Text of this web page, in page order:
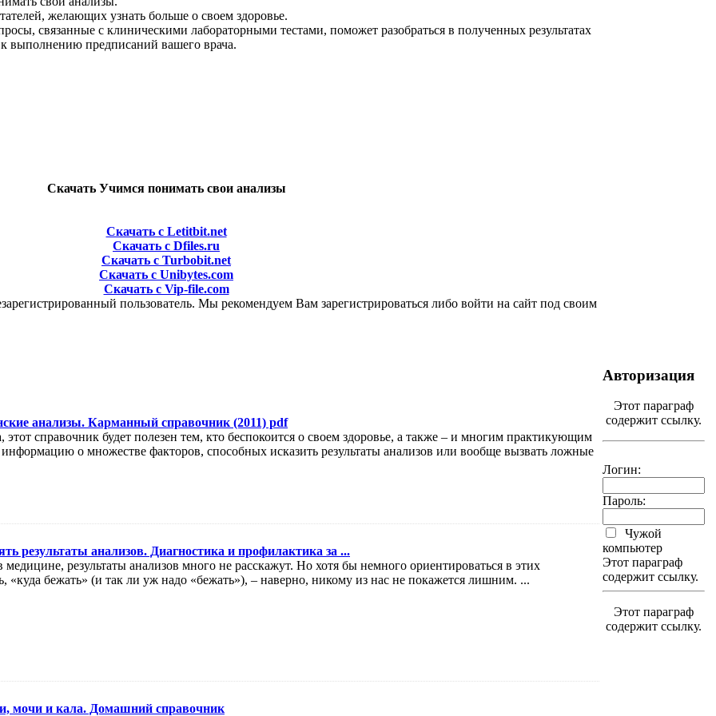
желающих узнать больше о своем здоровье.
связанные с клиническими лабораторными тестами, поможет разобраться в полученных результатах
к выполнению предписаний вашего врача.
Скачать Учимся понимать свои анализы
Скачать с Letitbit.net
Скачать с Dfiles.ru
Скачать с Turbobit.net
Скачать с Unibytes.com
Скачать с Vip-file.com
пользователь. Мы рекомендуем Вам зарегистрироваться либо войти на сайт под своим
анализы. Карманный справочник (2011) pdf
справочник будет полезен тем, кто беспокоится о своем здоровье, а также – и многим практикующим
информацию о множестве факторов, способных исказить результаты анализов или вообще вызвать ложные
результаты анализов. Диагностика и профилактика за ...
результаты анализов много не расскажут. Но хотя бы немного ориентироваться в этих
«куда бежать» (и так ли уж надо «бежать»), – наверно, никому из нас не покажется лишним. ...
мочи и кала. Домашний справочник
Авторизация
Этот параграф
содержит ссылку.
Логин:
Пароль:
Чужой
компьютер
Этот параграф
содержит ссылку.
Этот параграф
содержит ссылку.